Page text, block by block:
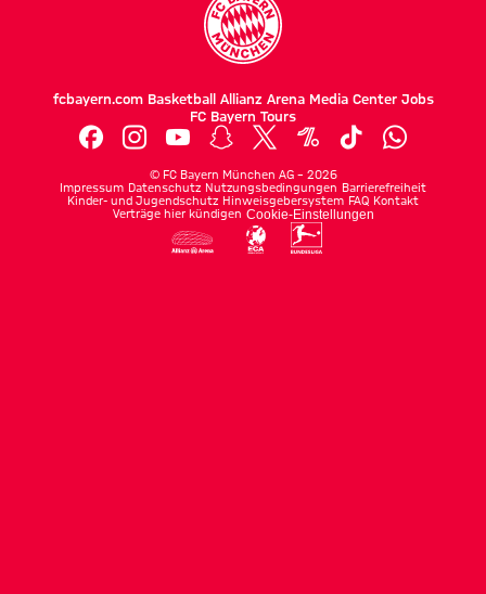
fcbayern.com Basketball Allianz Arena Media Center Jobs
FC Bayern Tours
© FC Bayern München AG – 2026
Impressum Datenschutz Nutzungsbedingungen Barrierefreiheit
Kinder- und Jugendschutz Hinweisgebersystem FAQ Kontakt
Verträge hier kündigen Cookie-Einstellungen